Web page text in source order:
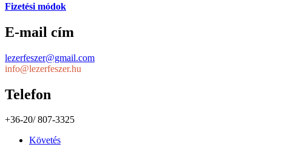
Fizetési módok
E-mail cím
lezerfeszer@gmail.com
info@lezerfeszer.hu
Telefon
+36-20/ 807-3325
Követés